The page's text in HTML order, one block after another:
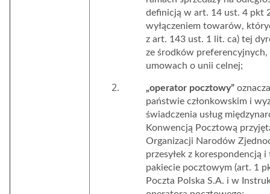
definicją w art. 14 ust. 4 pkt
wyłączeniem towarów,
z art. 143 ust. 1 lit. ca) tej
ze środków
umowach o unii celnej;
„operator pocztowy”
państwie członkowskim i
świadczenia usług
Konwencją Pocztową
Organizacji Narodów
przesyłek z
pakiecie pocztowym (art. 1
Poczta Polska S.A. i w